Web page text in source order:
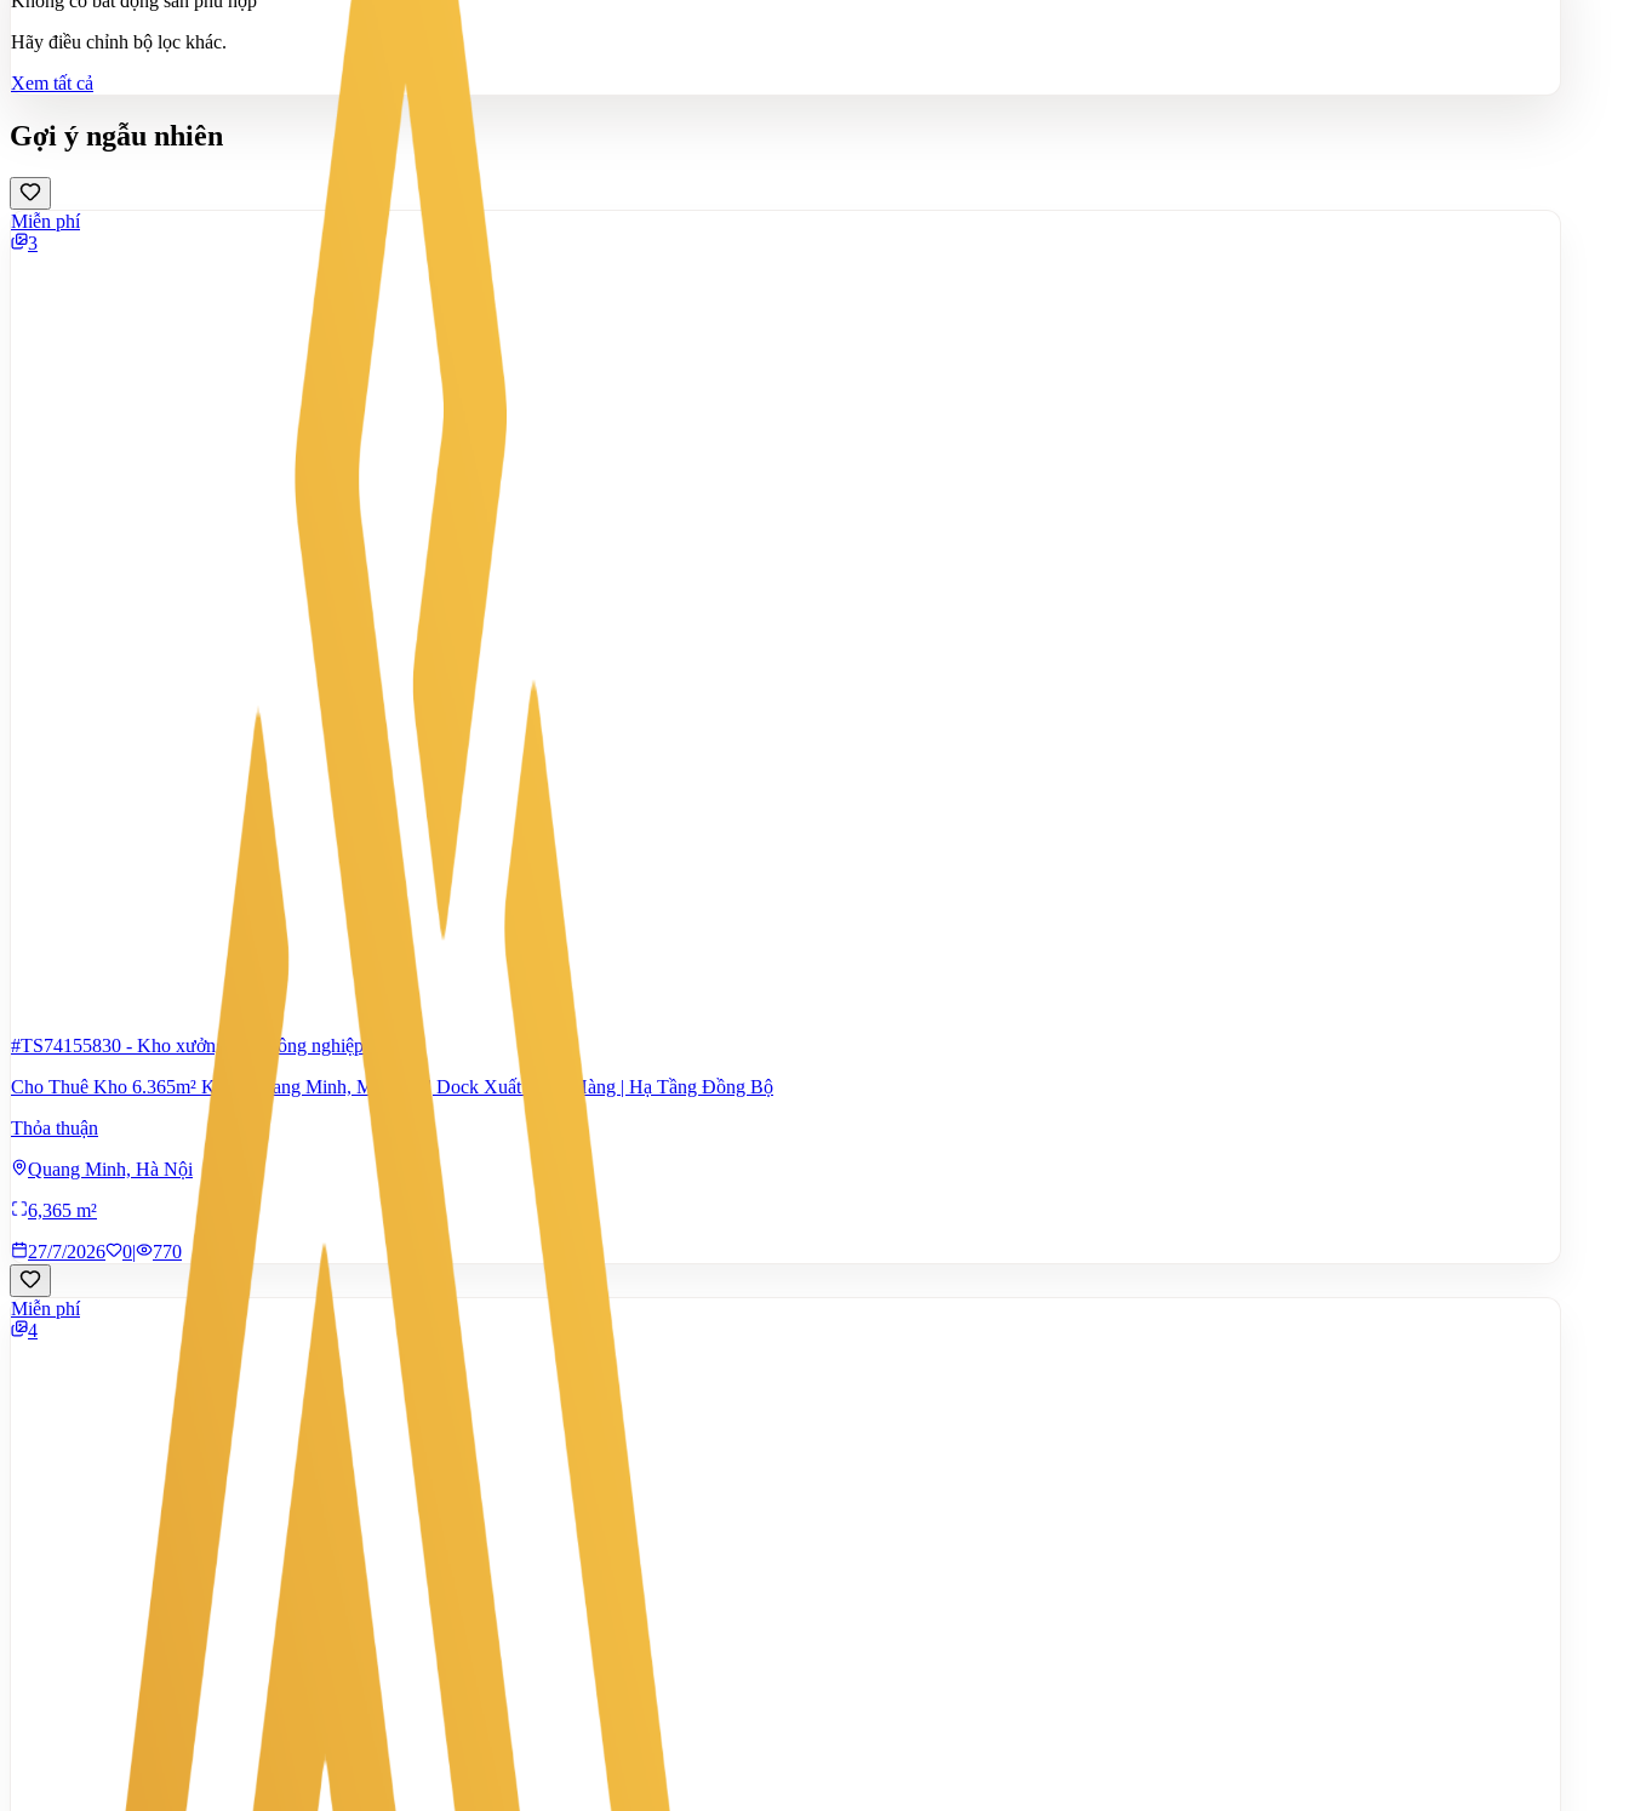
Hãy điều chỉnh bộ lọc khác.
Xem tất cả
Gợi ý ngẫu nhiên
Miễn phí
3
#TS74155830 - Kho xưởng, khu công nghiệp
Cho Thuê Kho 6.365m² KCN Quang Minh, Mê Linh | Dock Xuất Nhập Hàng | Hạ Tầng Đồng Bộ
Thỏa thuận
Quang Minh, Hà Nội
6,365 m²
27/7/2026
0| 770
Miễn phí
4